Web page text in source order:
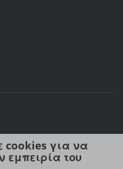
cookies για να
εμπειρία του